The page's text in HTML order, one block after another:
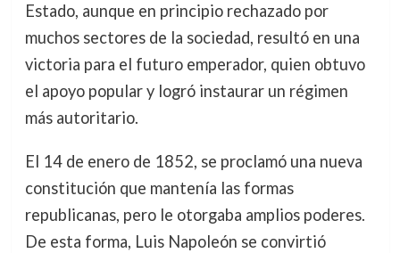
Estado, aunque en principio rechazado por
muchos sectores de la sociedad, resultó en una
victoria para el futuro emperador, quien obtuvo
el apoyo popular y logró instaurar un régimen
más autoritario.
El 14 de enero de 1852, se proclamó una nueva
constitución que mantenía las formas
republicanas, pero le otorgaba amplios poderes.
De esta forma, Luis Napoleón se convirtió